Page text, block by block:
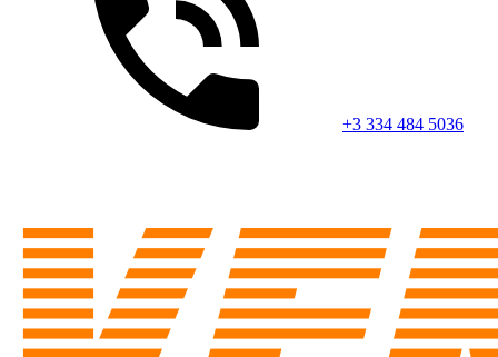
+3 334 484 5036